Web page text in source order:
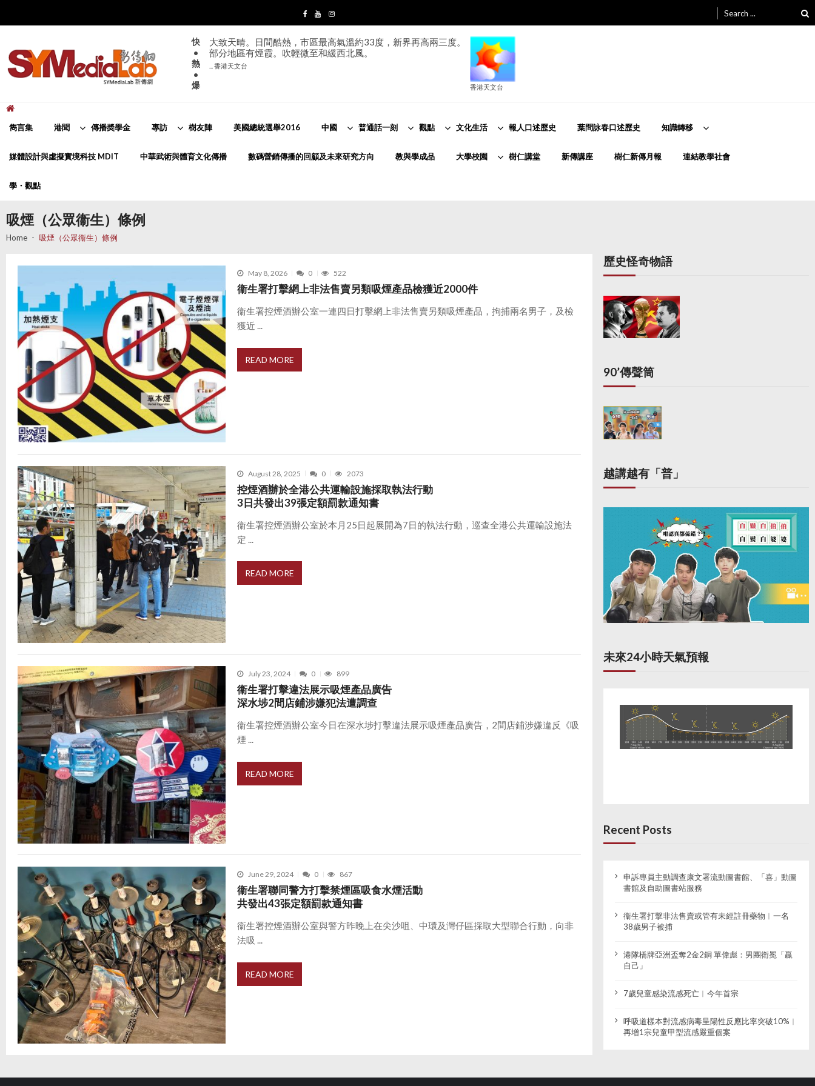
navigation
content
for:
快
•
熱
•
爆
大致天晴。日間酷熱，市區最高氣溫約33度，新界再高兩三度。
部分地區有煙霞。吹輕微至和緩西北風。
... 香港天文台
香港天文台
雋言集 港聞 傳播奬學金 專訪 樹友陣 美國總統選舉2016 中國 普通話一刻 觀點 文化生活 報人口述歷史 葉問詠春口述歷史 知識轉移
媒體設計與虛擬實境科技 MDIT 中華武術與體育文化傳播 數碼營銷傳播的回顧及未來研究方向 教與學成品 大學校園 樹仁講堂 新傳講座 樹仁新傳月報 連結教學社會
學・觀點
吸煙（公眾衞生）條例
Home 吸煙（公眾衞生）條例
May 8, 2026 0 522
衞生署打擊網上非法售賣另類吸煙產品檢獲近2000件
衞生署控煙酒辦公室一連四日打擊網上非法售賣另類吸煙產品，拘捕兩名男子，及檢
獲近 ...
READ MORE
August 28, 2025 0 2073
控煙酒辦於全港公共運輸設施採取執法行動
3日共發出39張定額罰款通知書
衞生署控煙酒辦公室於本月25日起展開為7日的執法行動，巡查全港公共運輸設施法
定 ...
READ MORE
July 23, 2024 0 899
衞生署打擊違法展示吸煙產品廣告
深水埗2間店鋪涉嫌犯法遭調查
衞生署控煙酒辦公室今日在深水埗打擊違法展示吸煙產品廣告，2間店鋪涉嫌違反《吸
煙 ...
READ MORE
June 29, 2024 0 867
衞生署聯同警方打擊禁煙區吸食水煙活動
共發出43張定額罰款通知書
衞生署控煙酒辦公室與警方昨晚上在尖沙咀、中環及灣仔區採取大型聯合行動，向非
法吸 ...
READ MORE
歷史怪奇物語
90’傳聲筒
越講越有「普」
未來24小時天氣預報
Recent Posts
申訴專員主動調查康文署流動圖書館、「喜」動圖
書館及自助圖書站服務
衞生署打擊非法售賣或管有未經註冊藥物︱一名
38歲男子被捕
港隊橋牌亞洲盃奪2金2銅 單偉彪：男團衛冕「贏
自己」
7歲兒童感染流感死亡︱今年首宗
呼吸道樣本對流感病毒呈陽性反應比率突破10%︱
再增1宗兒童甲型流感嚴重個案